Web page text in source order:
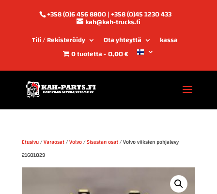
+358 (0)6 456 8800 | +358 (0)45 1230 433
kah@kah-trucks.fi
Tili / Rekisteröidy
Ota yhteyttä
kassa
0 tuotetta 0,00 €
Etusivu/Varaosat/Volvo/Sisustan osat/ Volvo viiksien pohjalevy
21601029